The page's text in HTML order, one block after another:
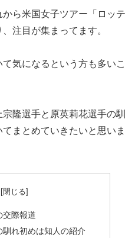
ら米国女子ツアー「ロッテ
注目が集まってます。
気になるという方も多いこ
隆選手と原英莉花選手の馴
まとめていきたいと思いま
交際報道
れ初めは知人の紹介